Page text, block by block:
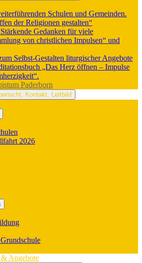
Schulen und Gemeinden.
der Religionen gestalten“
Gedanken für viele
von christlichen Impulsen“ und
Selbst-Gestalten liturgischer Angebote
„Das Herz öffnen – Impulse
Paderborn
Kontakt, Leitbild
2026
Angebote